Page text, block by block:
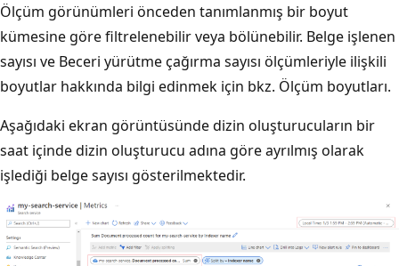
Ölçüm görünümleri önceden tanımlanmış bir boyut
kümesine göre filtrelenebilir veya bölünebilir. Belge işlenen
sayısı ve Beceri yürütme çağırma sayısı ölçümleriyle ilişkili
boyutlar hakkında bilgi edinmek için bkz. Ölçüm boyutları.
Aşağıdaki ekran görüntüsünde dizin oluşturucuların bir
saat içinde dizin oluşturucu adına göre ayrılmış olarak
işlediği belge sayısı gösterilmektedir.